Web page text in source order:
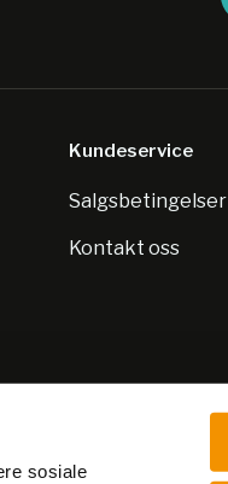
sosiale
Kundeservice
Salgsbetingelser
Kontakt oss